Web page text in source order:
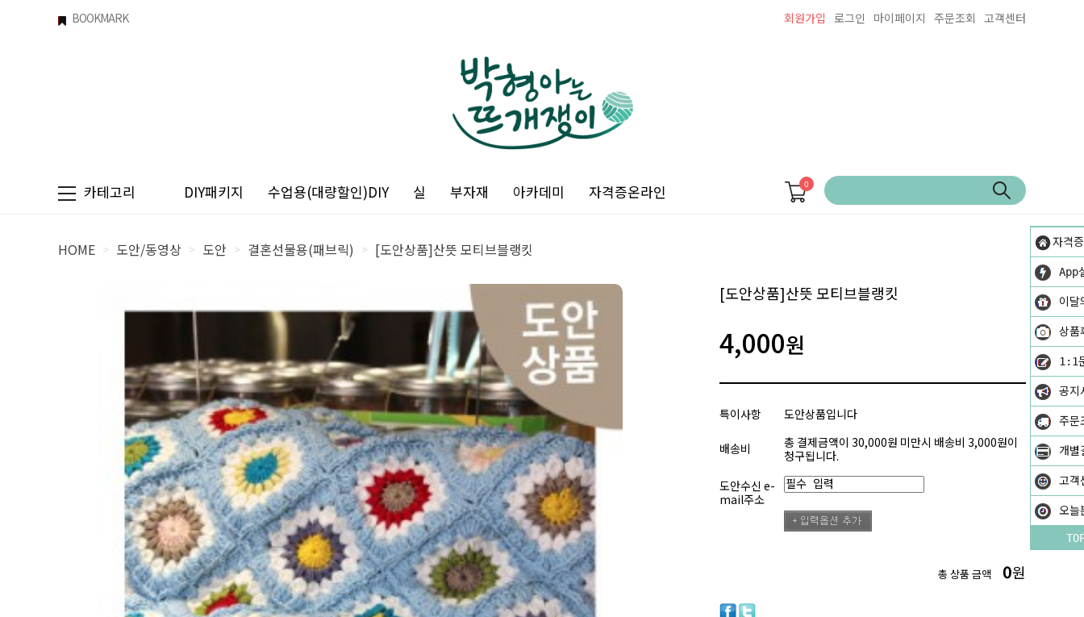
자격
App
이달
상품
1:1
공지
주문
개별
고객
오늘
BOOKMARK 회원가입 로그인 마이페이지 주문조회 고객센터
카테고리 DIY패키지 수업용(대량할인)DIY 실 부자재 아카데미 자격증온라인 0
HOME > 도안/동영상 > 도안 > 결혼선물용(패브릭) > [도안상품]산뜻 모티브블랭킷
[도안상품]산뜻 모티브블랭킷
4,000원
특이사항 도안상품입니다
배송비
총 결제금액이 30,000원 미만시 배송비 3,000원이
청구됩니다.
도안수신 e-
mail주소
총 상품 금액 0원